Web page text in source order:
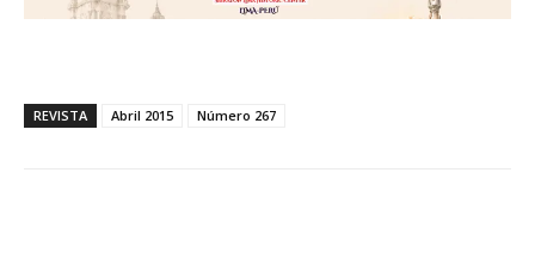
REVISTA Abril 2015 Número 267